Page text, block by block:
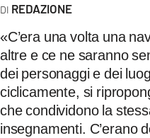
LAC ONAIR
LaC
Network
LACPLAY.IT
LACTV.IT
REDAZIONE
«C’era una volta una
altre e ce ne saranno
dei personaggi e dei
ciclicamente, si
che condividono la
insegnamenti. C’erano